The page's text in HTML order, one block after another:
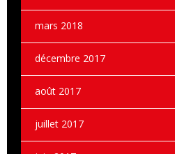
mars 2018
décembre 2017
août 2017
juillet 2017